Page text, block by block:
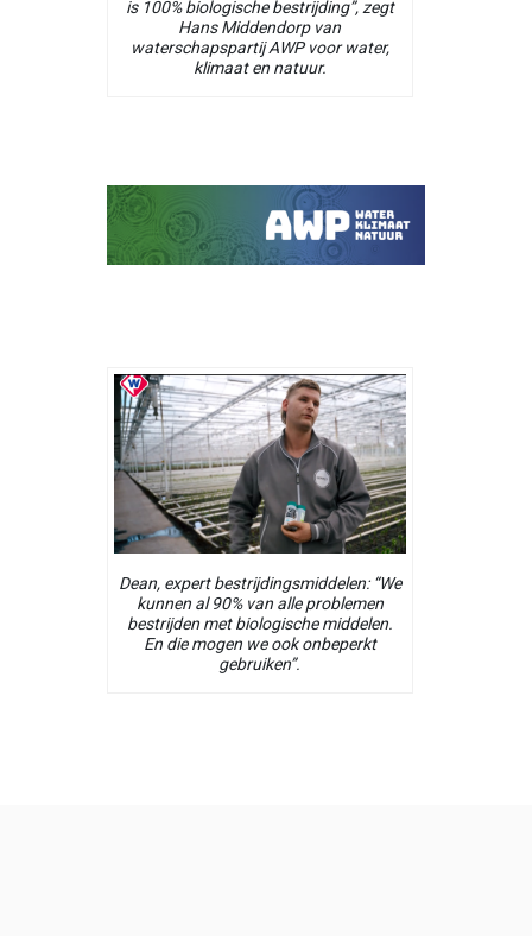
is 100% biologische bestrijding”, zegt
Hans Middendorp van
waterschapspartij AWP voor water,
klimaat en natuur.
Dean, expert bestrijdingsmiddelen: “We
kunnen al 90% van alle problemen
bestrijden met biologische middelen.
En die mogen we ook onbeperkt
gebruiken”.